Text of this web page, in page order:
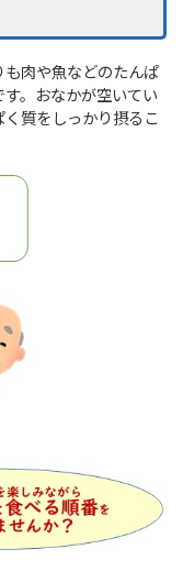
肉や魚などのたんぱ
。おなかが空いてい
質をしっかり摂るこ